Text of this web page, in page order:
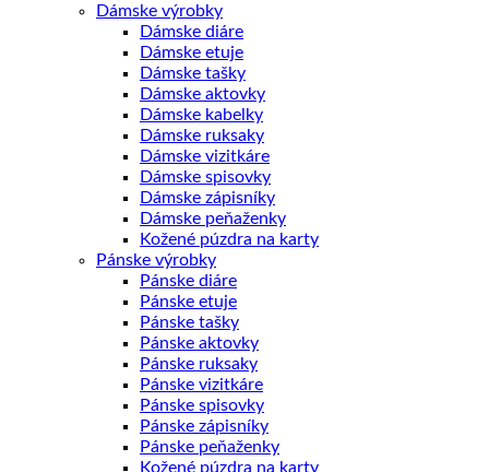
Dámske výrobky
Dámske diáre
Dámske etuje
Dámske tašky
Dámske aktovky
Dámske kabelky
Dámske ruksaky
Dámske vizitkáre
Dámske spisovky
Dámske zápisníky
Dámske peňaženky
Kožené púzdra na karty
Pánske výrobky
Pánske diáre
Pánske etuje
Pánske tašky
Pánske aktovky
Pánske ruksaky
Pánske vizitkáre
Pánske spisovky
Pánske zápisníky
Pánske peňaženky
Kožené púzdra na karty